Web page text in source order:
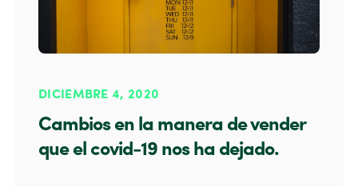
DICIEMBRE 4, 2020
Cambios en la manera de vender
que el covid-19 nos ha dejado.